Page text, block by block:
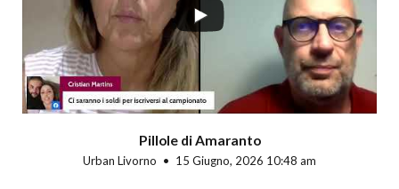
Pillole di Amaranto
Urban Livorno 15 Giugno, 2026 10:48 am